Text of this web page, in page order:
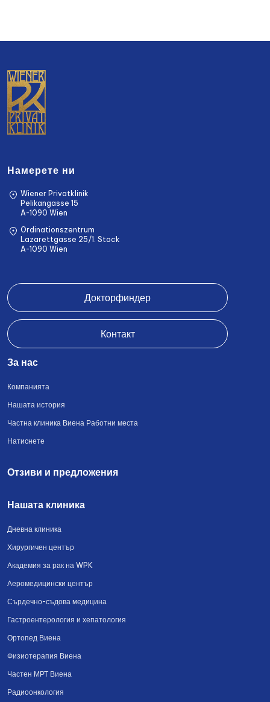
Намерете ни
Wiener Privatklinik
Pelikangasse 15
A-1090 Wien
Ordinationszentrum
Lazarettgasse 25/1. Stock
A-1090 Wien
Докторфиндер
Контакт
За нас
Компанията
Нашата история
Частна клиника Виена Работни места
Натиснете
Отзиви и предложения
Нашата клиника
Дневна клиника
Хирургичен център
Академия за рак на WPK
Аеромедицински център
Сърдечно-съдова медицина
Гастроентерология и хепатология
Ортопед Виена
Физиотерапия Виена
Частен МРТ Виена
Радиоонкология